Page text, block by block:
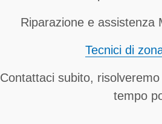
Riparazione e assistenza
Tecnici di
Contattaci subito,
tempo